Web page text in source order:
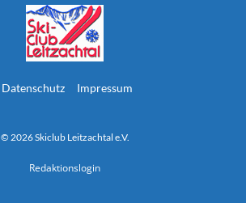
Datenschutz Impressum
© 2026 Skiclub Leitzachtal e.V.
Redaktionslogin